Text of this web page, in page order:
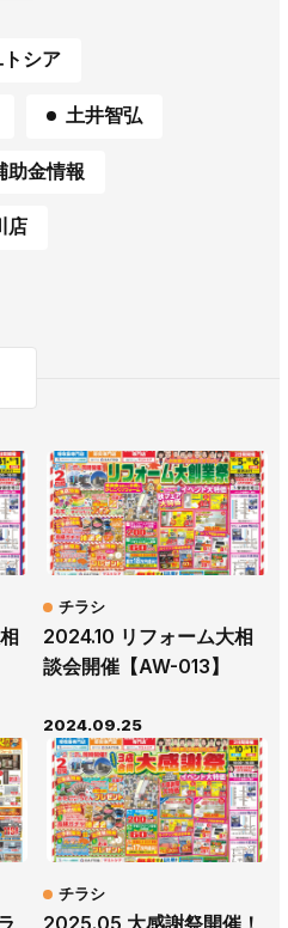
シア
土井智弘
助金情報
店
2024.10 リフォーム大相
談会開催【AW-013】
チラシ
2024.09.25
チラシ